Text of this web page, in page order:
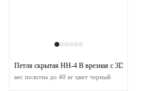
Петля скрытая HH-4 B врезная с 3D-регулировкой
вес полотна до 40 кг цвет черный